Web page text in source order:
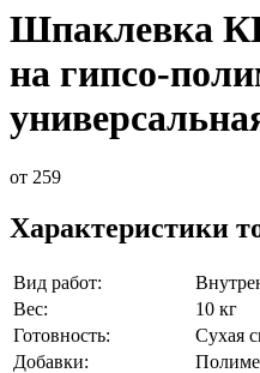
Шпаклевка
на гипсо-
от 259
Характеристики
Вид работ:
Вес:
10 кг
Готовность:
Сухая
Добавки: